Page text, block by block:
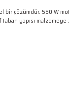
bir çözümdür. 550
yapısı